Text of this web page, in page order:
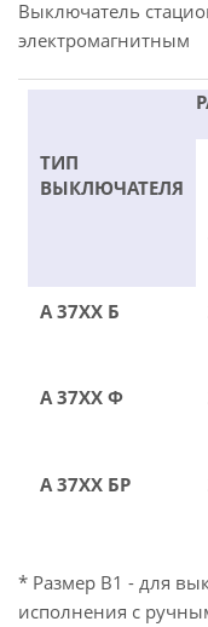
Выключатель
электромагнитным
ТИП
ВЫКЛЮЧАТЕЛЯ
А 37ХХ Б
А 37ХХ Ф
А 37ХХ БР
* Размер В1 - для
исполнения с